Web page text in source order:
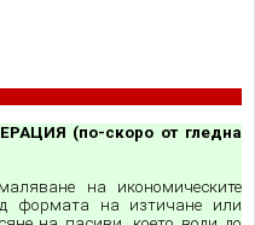
(по-скоро от гледна
на икономическите
формата на изтичане или